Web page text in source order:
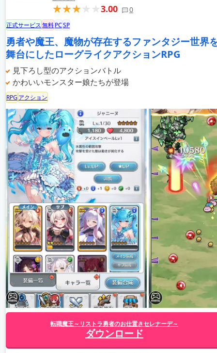
3.00 0
正式サービス無料PCSP
勇者や魔王、魔物が存在するファンタジー世界
舞台にしたローグライクアクションRPG
見下ろし型のアクションバトル
かわいいモンスター娘たちが登場
RPG アクション
転職魔王～リストラ勇者のお仕置きセレナーデ～
ダウンロード